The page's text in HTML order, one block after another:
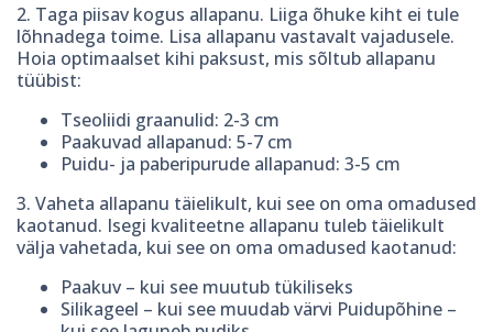
2. Taga piisav kogus allapanu. Liiga õhuke kiht ei tule
lõhnadega toime. Lisa allapanu vastavalt vajadusele.
Hoia optimaalset kihi paksust, mis sõltub allapanu
tüübist:
Tseoliidi graanulid: 2-3 cm
Paakuvad allapanud: 5-7 cm
Puidu- ja paberipurude allapanud: 3-5 cm
3. Vaheta allapanu täielikult, kui see on oma omadused
kaotanud. Isegi kvaliteetne allapanu tuleb täielikult
välja vahetada, kui see on oma omadused kaotanud:
Paakuv – kui see muutub tükiliseks
Silikageel – kui see muudab värvi Puidupõhine –